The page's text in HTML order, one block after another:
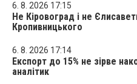
6. 8. 2026 17:15
Не Кіровоград і не
Кропивницького
6. 8. 2026 17:14
Експорт до 15% не зірве
аналітик